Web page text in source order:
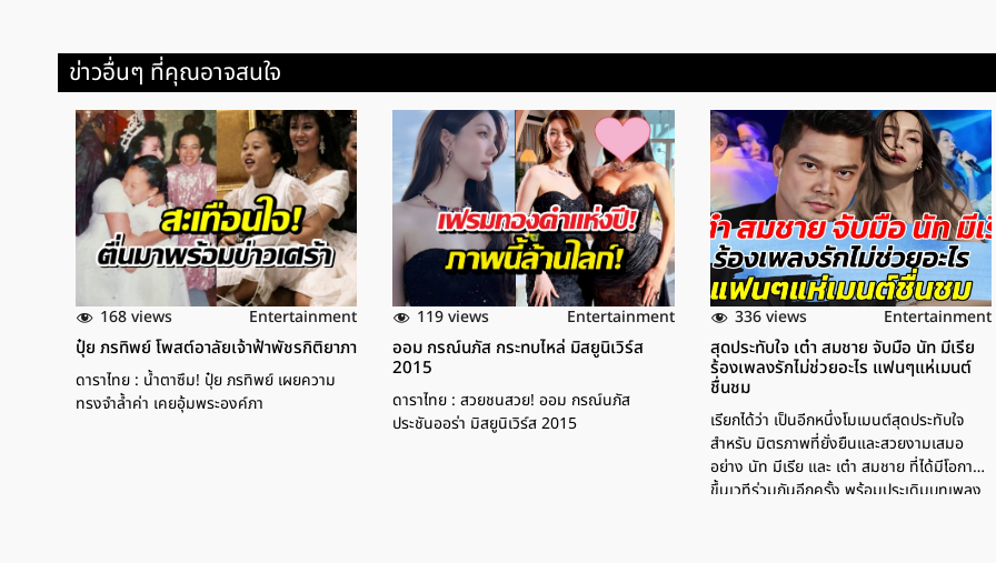
ข่าวอื่นๆ ที่คุณอาจสนใจ
168 views Entertainment
ปุ๋ย ภรทิพย์ โพสต์อาลัยเจ้าฟ้าพัชรกิติยาภา
ดาราไทย : น้ำตาซึม! ปุ๋ย ภรทิพย์ เผยความ
ทรงจำล้ำค่า เคยอุ้มพระองค์ภา
119 views Entertainment
ออม กรณ์นภัส กระทบไหล่ มิสยูนิเวิร์ส
2015
ดาราไทย : สวยชนสวย! ออม กรณ์นภัส
ประชันออร่า มิสยูนิเวิร์ส 2015
336 views Entertainment
สุดประทับใจ เต๋า สมชาย จับมือ นัท มีเรีย
ร้องเพลงรักไม่ช่วยอะไร แฟนๆแห่เมนต์
ชื่นชม
เรียกได้ว่า เป็นอีกหนึ่งโมเมนต์สุดประทับใจ
สำหรับ มิตรภาพที่ยั่งยืนและสวยงามเสมอ
อย่าง นัท มีเรีย และ เต๋า สมชาย ที่ได้มีโอกาส
ขึ้นเวทีร่วมกันอีกครั้ง พร้อมประเดิมบทเพลง